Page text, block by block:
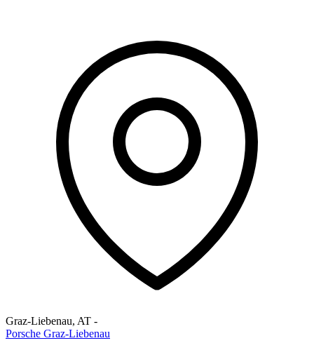
Graz-Liebenau, AT -
Porsche Graz-Liebenau